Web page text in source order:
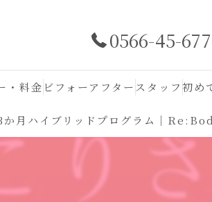
0566-45-
・料金 ビフォーアフター スタッフ初め
か月ハイブリッドプログラム｜